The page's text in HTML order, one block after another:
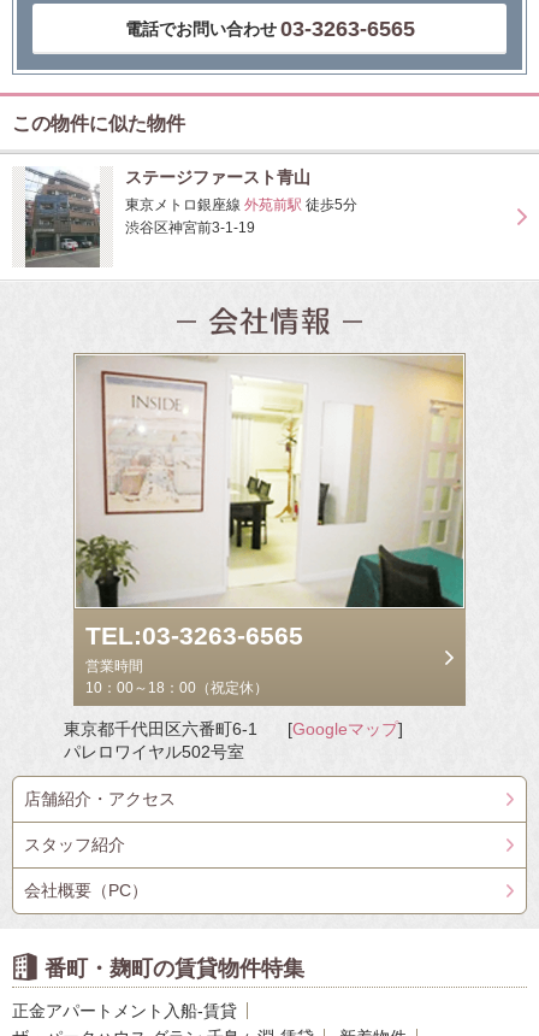
電話でお問い合わせ 03-3263-6565
この物件に似た物件
ステージファースト青山
東京メトロ銀座線 外苑前駅 徒歩5分
渋谷区神宮前3-1-19
TEL:03-3263-6565
営業時間
10：00～18：00（祝定休）
東京都千代田区六番町6-1
パレロワイヤル502号室
[Googleマップ]
店舗紹介・アクセス
スタッフ紹介
会社概要（PC）
番町・麹町の賃貸物件特集
正金アパートメント入船-賃貸